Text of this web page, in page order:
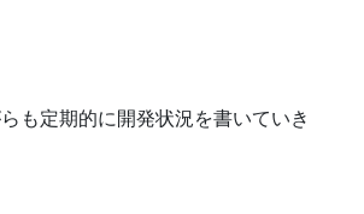
も定期的に開発状況を書いていき